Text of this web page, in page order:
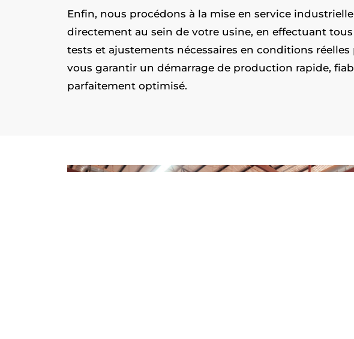
Enfin, nous procédons à la mise en service industrielle
directement au sein de votre usine, en effectuant tous
tests et ajustements nécessaires en conditions réelles
vous garantir un démarrage de production rapide,
parfaitement optimisé.